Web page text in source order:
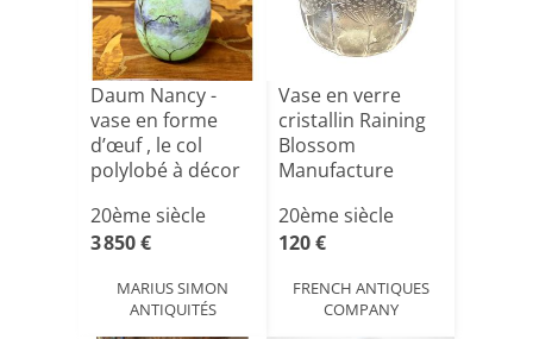
Daum Nancy -
vase en forme
d’œuf , le col
polylobé à décor
20ème siècle
3 850 €
MARIUS SIMON
ANTIQUITÉS
Vase en verre
cristallin Raining
Blossom
Manufacture
20ème siècle
120 €
FRENCH ANTIQUES
COMPANY